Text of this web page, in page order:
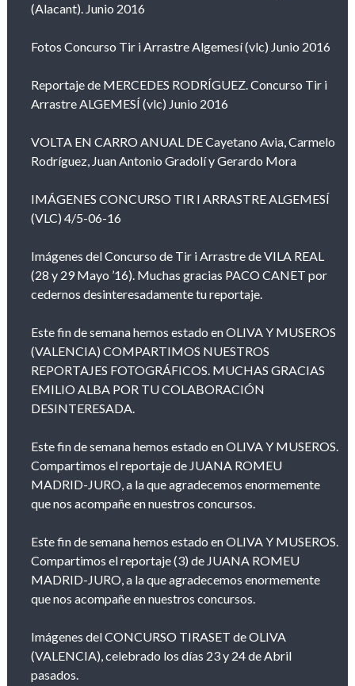
(Alacant). Junio 2016
Fotos Concurso Tir i Arrastre Algemesí (vlc) Junio 2016
Reportaje de MERCEDES RODRÍGUEZ. Concurso Tir i
Arrastre ALGEMESÍ (vlc) Junio 2016
VOLTA EN CARRO ANUAL DE Cayetano Avia, Carmelo
Rodríguez, Juan Antonio Gradolí y Gerardo Mora
IMÁGENES CONCURSO TIR I ARRASTRE ALGEMESÍ
(VLC) 4/5-06-16
Imágenes del Concurso de Tir i Arrastre de VILA REAL
(28 y 29 Mayo ’16). Muchas gracias PACO CANET por
cedernos desinteresadamente tu reportaje.
Este fin de semana hemos estado en OLIVA Y MUSEROS
(VALENCIA) COMPARTIMOS NUESTROS
REPORTAJES FOTOGRÁFICOS. MUCHAS GRACIAS
EMILIO ALBA POR TU COLABORACIÓN
DESINTERESADA.
Este fin de semana hemos estado en OLIVA Y MUSEROS.
Compartimos el reportaje de JUANA ROMEU
MADRID-JURO, a la que agradecemos enormemente
que nos acompañe en nuestros concursos.
Este fin de semana hemos estado en OLIVA Y MUSEROS.
Compartimos el reportaje (3) de JUANA ROMEU
MADRID-JURO, a la que agradecemos enormemente
que nos acompañe en nuestros concursos.
Imágenes del CONCURSO TIRASET de OLIVA
(VALENCIA), celebrado los días 23 y 24 de Abril
pasados.